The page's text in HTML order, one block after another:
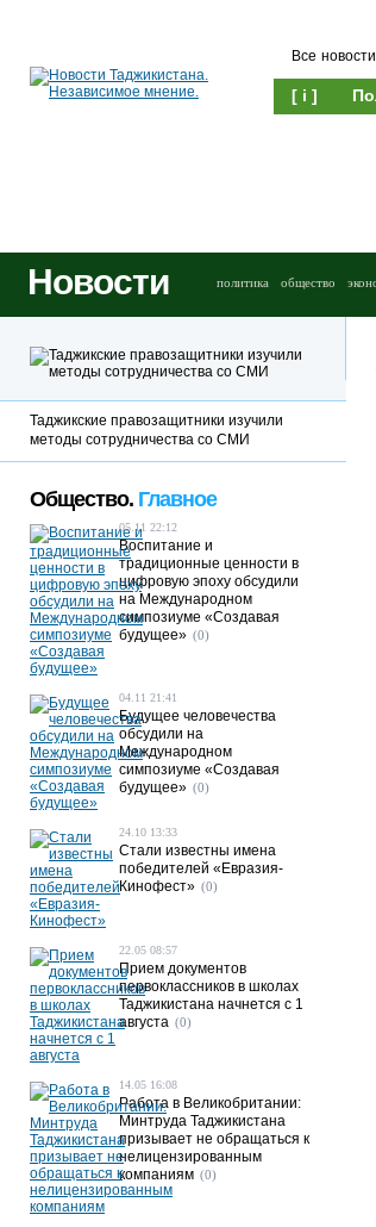
Все новости
[ i ]
Новости политика общество
Таджикские правозащитники изучили
методы сотрудничества со СМИ
Общество. Главное
05.11 22:12
Воспитание и
традиционные ценности в
цифровую эпоху обсудили
на Международном
симпозиуме «Создавая
будущее» (0)
04.11 21:41
Будущее человечества
обсудили на
Международном
симпозиуме «Создавая
будущее» (0)
24.10 13:33
Стали известны имена
победителей «Евразия-
Кинофест» (0)
22.05 08:57
Прием документов
первоклассников в школах
Таджикистана начнется с 1
августа (0)
14.05 16:08
Работа в Великобритании:
Минтруда Таджикистана
призывает не обращаться к
нелицензированным
компаниям (0)